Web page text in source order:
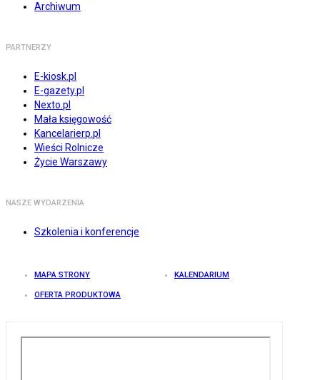
Archiwum
PARTNERZY
E-kiosk.pl
E-gazety.pl
Nexto.pl
Mała księgowość
Kancelarierp.pl
Wieści Rolnicze
Życie Warszawy
NASZE WYDARZENIA
Szkolenia i konferencje
MAPA STRONY KALENDARIUM
OFERTA PRODUKTOWA